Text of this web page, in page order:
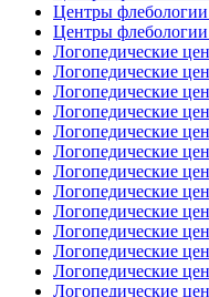
Центры
Центры
Логопедические
Логопедические
Логопедические
Логопедические
Логопедические
Логопедические
Логопедические
Логопедические
Логопедические
Логопедические
Логопедические
Логопедические
Логопедические